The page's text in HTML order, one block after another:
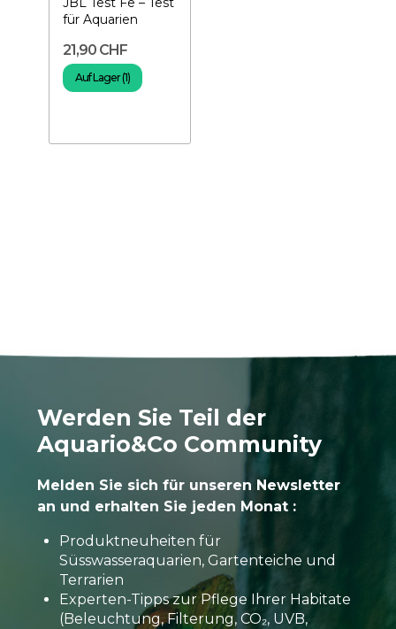
für Aquarien
21,90 CHF
Auf Lager (1)
Werden Sie Teil der
Aquario&Co Community
Melden Sie sich für unseren Newsletter
an und erhalten Sie jeden Monat :
Produktneuheiten für
Süsswasseraquarien, Gartenteiche und
Terrarien
Experten-Tipps zur Pflege Ihrer Habitate
(Beleuchtung, Filterung, CO₂, UVB,